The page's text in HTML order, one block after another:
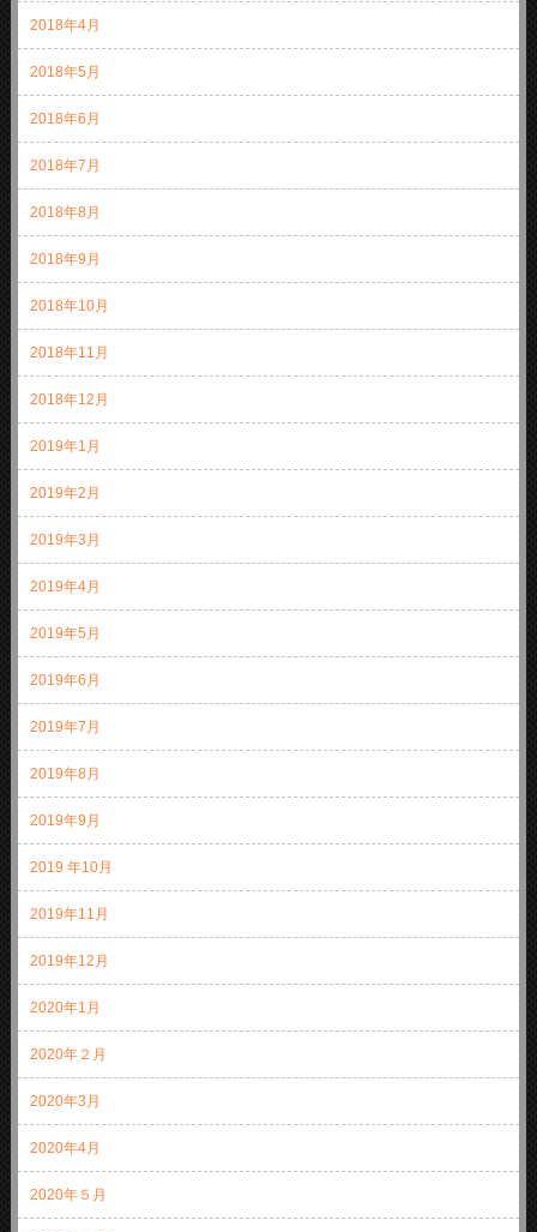
2018年4月
2018年5月
2018年6月
2018年7月
2018年8月
2018年9月
2018年10月
2018年11月
2018年12月
2019年1月
2019年2月
2019年3月
2019年4月
2019年5月
2019年6月
2019年7月
2019年8月
2019年9月
2019 年10月
2019年11月
2019年12月
2020年1月
2020年２月
2020年3月
2020年4月
2020年５月